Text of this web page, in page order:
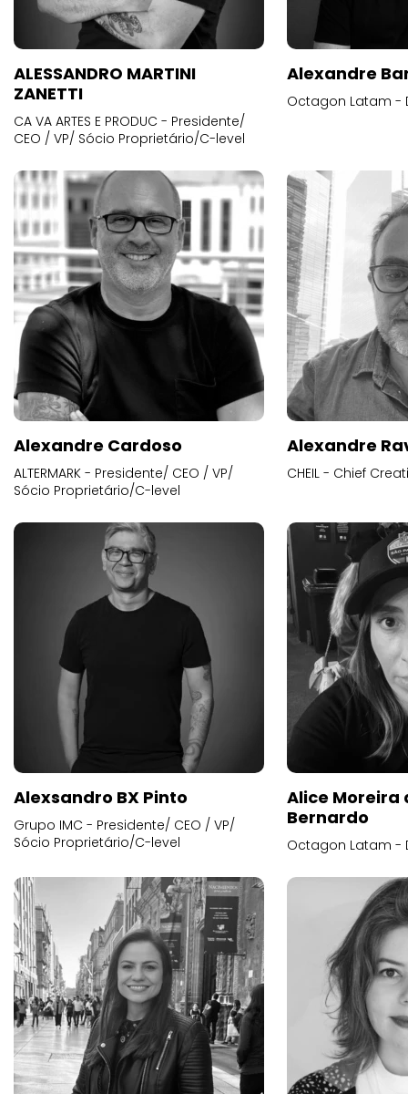
ALESSANDRO MARTINI
ZANETTI
CA VA ARTES E PRODUC - Presidente/
CEO / VP/ Sócio Proprietário/C-level
Alexandre
Octagon Latam -
Alexandre Cardoso
ALTERMARK - Presidente/ CEO / VP/
Sócio Proprietário/C-level
Alexandre
CHEIL - Chief
Alexsandro BX Pinto
Grupo IMC - Presidente/ CEO / VP/
Sócio Proprietário/C-level
Alice
Bernardo
Octagon Latam -